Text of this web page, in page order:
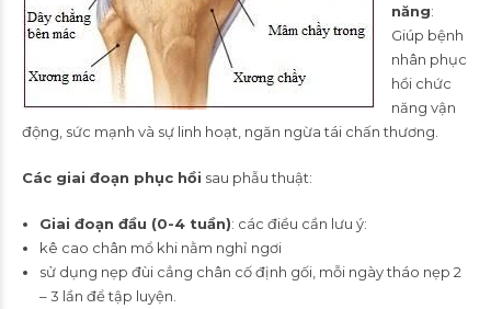
năng:
Giúp bệnh
nhân phục
hồi chức
năng vận
động, sức mạnh và sự linh hoạt, ngăn ngừa tái chấn thương.
Các giai đoạn phục hồi sau phẫu thuật:
Giai đoạn đầu (0-4 tuần): các điều cần lưu ý:
kê cao chân mổ khi nằm nghỉ ngơi
sử dụng nẹp đùi cẳng chân cố định gối, mỗi ngày tháo nẹp 2
– 3 lần để tập luyện.